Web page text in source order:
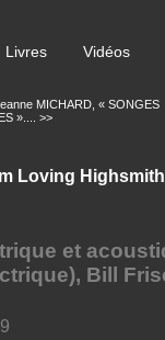
Livres Vidéos
MICHARD, « SONGES
».... >>
Loving
et
Bill